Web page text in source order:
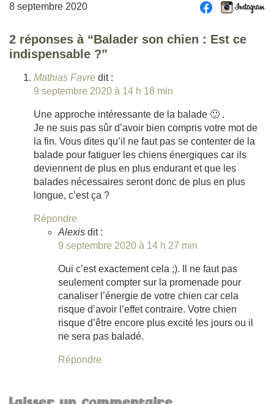
8 septembre 2020
2 réponses à “Balader son chien : Est ce
indispensable ?”
Mathias Favre dit :
9 septembre 2020 à 14 h 18 min
Une approche intéressante de la balade 🙂 .
Je ne suis pas sûr d’avoir bien compris votre mot de
la fin. Vous dites qu’il ne faut pas se contenter de la
balade pour fatiguer les chiens énergiques car ils
deviennent de plus en plus endurant et que les
balades nécessaires seront donc de plus en plus
longue, c’est ça ?
Répondre
Alexis dit :
9 septembre 2020 à 14 h 27 min
Oui c’est exactement cela ;). Il ne faut pas
seulement compter sur la promenade pour
canaliser l’énergie de votre chien car cela
risque d’avoir l’effet contraire. Votre chien
risque d’être encore plus excité les jours ou il
ne sera pas baladé.
Répondre